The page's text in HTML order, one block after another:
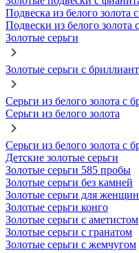
Подвеска из белого золота
Подвески из белого золота
Золотые серьги
Золотые серьги с
Серьги из белого золота с
Серьги из белого золота
Серьги из белого золота с
Детские золотые серьги
Золотые серьги 585 пробы
Золотые серьги без камней
Золотые серьги для женщин
Золотые серьги конго
Золотые серьги с аметистом
Золотые серьги с гранатом
Золотые серьги с жемчугом